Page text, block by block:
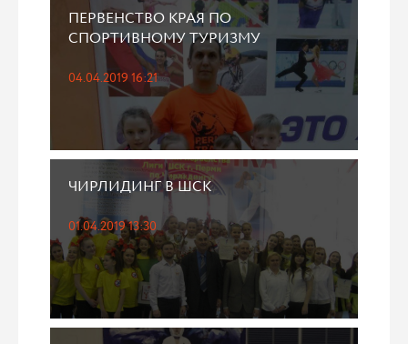
ПЕРВЕНСТВО КРАЯ ПО
СПОРТИВНОМУ ТУРИЗМУ
04.04.2019 16:21
ЧИРЛИДИНГ В ШСК
01.04.2019 13:30